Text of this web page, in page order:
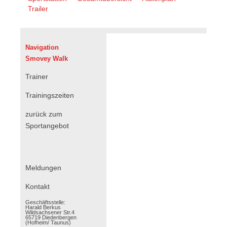
überspringen
Trailer
Navigation
Smovey Walk
Trainer
Trainingszeiten
zurück zum
Sportangebot
Navigation
Meldungen
Kontakt
Geschäftsstelle:
Harald Berkus
Wildsachsener Str.4
65719 Diedenbergen
(Hofheim/ Taunus)